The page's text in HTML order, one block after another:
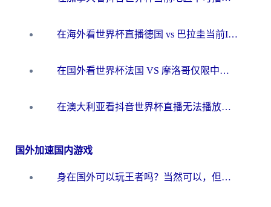
在海外看世界杯直播德国 vs 巴拉圭当前IP受限制？这篇指南帮你轻松解决地区限制
在国外看世界杯法国 VS 摩洛哥仅限中国大陆？别让地域限制拦下你的欢呼
在澳大利亚看抖音世界杯直播无法播放？海外党体育观赛终极指南来了！
国外加速国内游戏
身在国外可以玩王者吗？当然可以，但你需要这份“加速”指南